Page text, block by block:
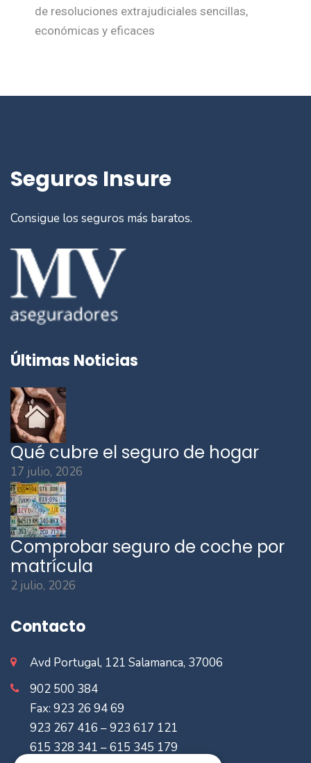
de resoluciones extrajudiciales sencillas,
económicas y eficaces
Seguros Insure
Consigue los seguros más baratos.
Últimas Noticias
Qué cubre el seguro de hogar
17 julio, 2026
Comprobar seguro de coche por
matrícula
2 julio, 2026
Contacto
Avd Portugal, 121 Salamanca, 37006
902 500 384
Fax: 923 26 94 69
923 267 416 – 923 617 121
615 328 341 – 615 345 179